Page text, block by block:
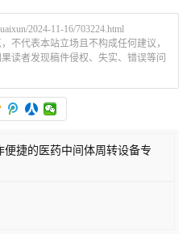
2024-11-16/703224.html
不代表本站立场且不构成任何建议，
读者发现稿件侵权、失实、错误等问
便捷的医药中间体周转设备专